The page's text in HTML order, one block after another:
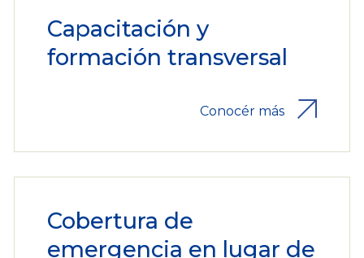
Capacitación y
formación transversal
Conocér más
Cobertura de
emergencia en lugar de